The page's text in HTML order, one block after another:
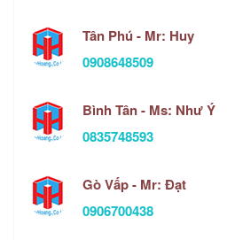
Tân Phú - Mr: Huy
0908648509
Bình Tân - Ms: Như Ý
0835748593
Gò Vấp - Mr: Đạt
0906700438